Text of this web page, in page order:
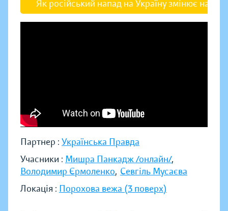
Як російський напад на Україну змінює наш
Партнер : Українська Правда
Учасники : Мишра Панкадж /онлайн/,
Володимир Єрмоленко, Севгіль Мусаєва
Локація : Порохова вежа (3 поверх)